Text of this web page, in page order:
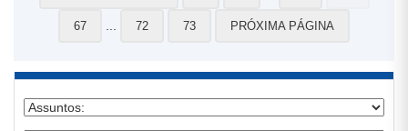
67 72 73 PRÓXIMA PÁGINA